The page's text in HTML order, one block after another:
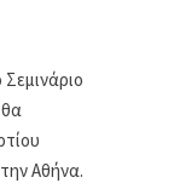
Αθήνα.